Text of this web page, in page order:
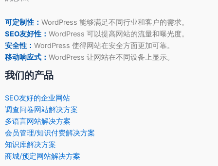
可定制性： WordPress 能够满足不同行业和客户的需求。
SEO友好性： WordPress 可以提高网站的流量和曝光度。
安全性： WordPress 使得网站在安全方面更加可靠。
移动响应式： WordPress 让网站在不同设备上显示。
我们的产品
SEO友好的企业网站
调查问卷网站解决方案
多语言网站解决方案
会员管理/知识付费解决方案
知识库解决方案
商城/预定网站解决方案